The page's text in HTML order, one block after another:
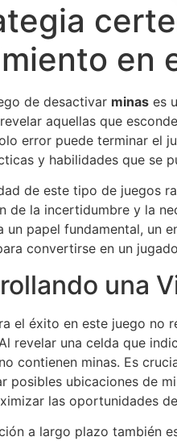
en
de desactivar minas es
aquellas que
error puede terminar el
y habilidades que se
de este tipo de juegos
de la incertidumbre y la
un papel fundamental, un
convertirse en un
una
el éxito en este juego no
revelar una celda que
contienen minas. Es
posibles ubicaciones de
las oportunidades
a largo plazo también